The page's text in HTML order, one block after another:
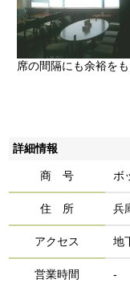
席の間隔にも余裕を
詳細情報
商 号 ボ
住 所 兵
アクセス 地
営業時間 -